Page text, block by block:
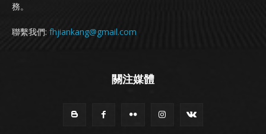
務。
聯繫我們: fhjiankang@gmail.com
關注媒體